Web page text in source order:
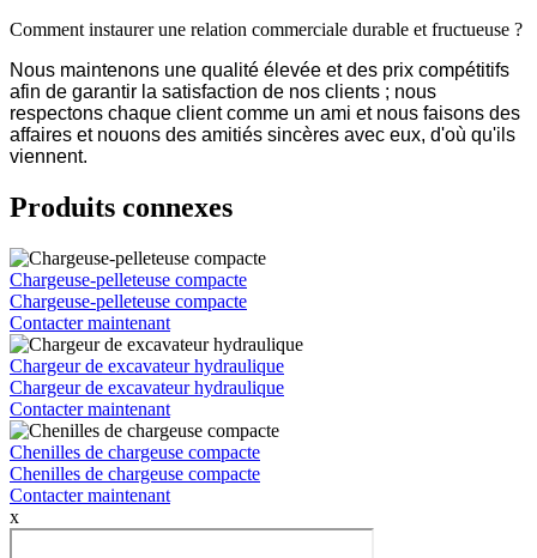
Comment instaurer une relation commerciale durable et fructueuse ?
Nous maintenons une qualité élevée et des prix compétitifs
afin de garantir la satisfaction de nos clients ; nous
respectons chaque client comme un ami et nous faisons des
affaires et nouons des amitiés sincères avec eux, d'où qu'ils
viennent.
Produits connexes
Chargeuse-pelleteuse compacte
Chargeuse-pelleteuse compacte
Contacter maintenant
Chargeur de excavateur hydraulique
Chargeur de excavateur hydraulique
Contacter maintenant
Chenilles de chargeuse compacte
Chenilles de chargeuse compacte
Contacter maintenant
x